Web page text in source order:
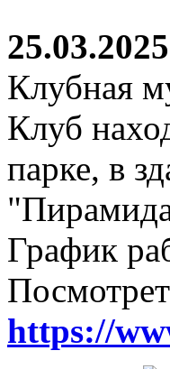
Клубная
Клуб
парке, в
График
https://